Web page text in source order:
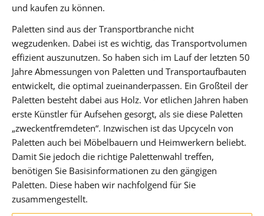
und kaufen zu können.
Paletten sind aus der Transportbranche nicht
wegzudenken. Dabei ist es wichtig, das Transportvolumen
effizient auszunutzen. So haben sich im Lauf der letzten 50
Jahre Abmessungen von Paletten und Transportaufbauten
entwickelt, die optimal zueinanderpassen. Ein Großteil der
Paletten besteht dabei aus Holz. Vor etlichen Jahren haben
erste Künstler für Aufsehen gesorgt, als sie diese Paletten
„zweckentfremdeten“. Inzwischen ist das Upcyceln von
Paletten auch bei Möbelbauern und Heimwerkern beliebt.
Damit Sie jedoch die richtige Palettenwahl treffen,
benötigen Sie Basisinformationen zu den gängigen
Paletten. Diese haben wir nachfolgend für Sie
zusammengestellt.